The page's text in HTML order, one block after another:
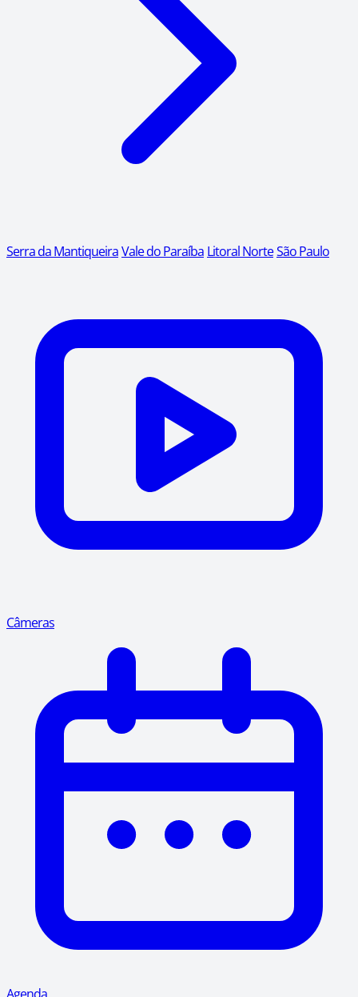
Serra da MantiqueiraVale do Paraíba Litoral NorteSão Paulo
Câmeras